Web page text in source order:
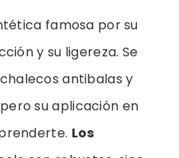
famosa por su
y su ligereza. Se
antibalas y
su aplicación en
Los